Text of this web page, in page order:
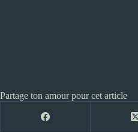
Partage ton amour pour cet article